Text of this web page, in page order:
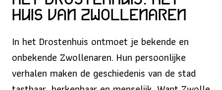
huis van Zwollenaren
In het Drostenhuis ontmoet je bekende en
onbekende Zwollenaren. Hun persoonlijke
verhalen maken de geschiedenis van de stad